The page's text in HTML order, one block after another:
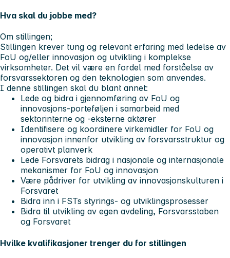
Hva skal du jobbe med?
Om stillingen;
Stillingen krever tung og relevant erfaring med ledelse av
FoU og/eller innovasjon og utvikling i komplekse
virksomheter. Det vil være en fordel med forståelse av
forsvarssektoren og den teknologien som anvendes.
I denne stillingen skal du blant annet:
Lede og bidra i gjennomføring av FoU og
innovasjons-porteføljen i samarbeid med
sektorinterne og -eksterne aktører
Identifisere og koordinere virkemidler for FoU og
innovasjon innenfor utvikling av forsvarsstruktur og
operativt planverk
Lede Forsvarets bidrag i nasjonale og internasjonale
mekanismer for FoU og innovasjon
Være pådriver for utvikling av innovasjonskulturen i
Forsvaret
Bidra inn i FSTs styrings- og utviklingsprosesser
Bidra til utvikling av egen avdeling, Forsvarsstaben
og Forsvaret
Hvilke kvalifikasjoner trenger du for stillingen